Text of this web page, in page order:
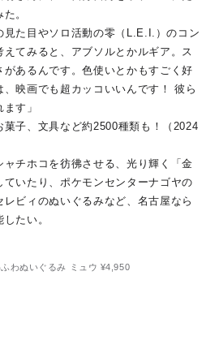
。
見た目やソロ活動の零（L.E.I.）のコン
てみると、アブソルとかルギア。ス
あるんです。色使いとかもすごく好
、映画でも超カッコいいんです！ 彼ら
す」
子、文具など約2500種類も！（2024
チホコを彷彿させる、光り輝く「金
いたり、ポケモンセンターナゴヤの
ビィのぬいぐるみなど、名古屋なら
たい。
わぬいぐるみ ミュウ ¥4,950